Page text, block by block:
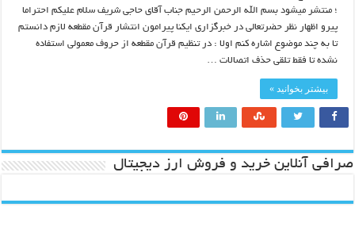
؛ منتشر میشود بسم الله الرحمن الرحیم جناب آقای حاجی شریف سلام علیکم احتراما
پیرو اظهار نظر حضرتعالی در خبرگزاری ایکنا پیرامون انتشار قرآن مقطعه لازم دانستم
تا به چند موضوع اشاره کنم اولا : در تنظیم قرآن مقطعه از حروف معمولی استفاده
نشده تا فقط تلقی حذف اتصالات …
بیشتر بخوانید »
صرافی آنلاین خرید و فروش ارز دیجیتال